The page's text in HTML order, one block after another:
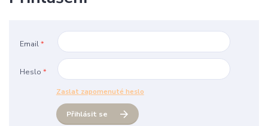
Email*
Heslo *
Zaslat zapomenuté heslo
Přihlásit se